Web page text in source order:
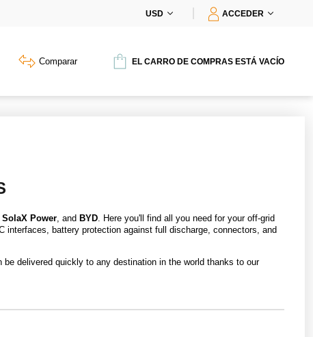
USD ACCEDER
Comparar EL CARRO DE COMPRAS ESTÁ VACÍO
SolaX Power, and BYD. Here you'll find all you need for your off-grid
battery protection against full discharge, connectors, and
delivered quickly to any destination in the world thanks to our